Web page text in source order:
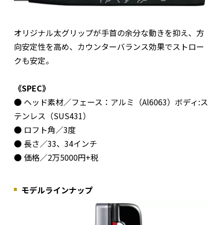
オリジナル太グリップが手首の余分な動きを抑え、方
向安定性を高め、カウンターバランス効果でストロー
クも安定。
《SPEC》
● ヘッド素材／フェース：アルミ（Al6063）ボディ:ス
テンレス（SUS431）
● ロフト角／3度
● 長さ／33、34インチ
● 価格／2万5000円+税
モデルラインナップ